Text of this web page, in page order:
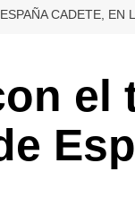
CADETE, EN
el